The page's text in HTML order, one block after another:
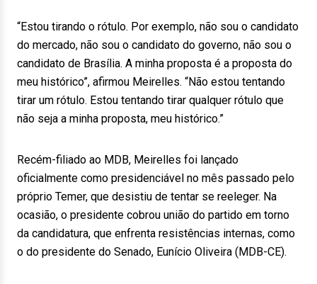
“Estou tirando o rótulo. Por exemplo, não sou o candidato
do mercado, não sou o candidato do governo, não sou o
candidato de Brasília. A minha proposta é a proposta do
meu histórico”, afirmou Meirelles. “Não estou tentando
tirar um rótulo. Estou tentando tirar qualquer rótulo que
não seja a minha proposta, meu histórico.”
Recém-filiado ao MDB, Meirelles foi lançado
oficialmente como presidenciável no mês passado pelo
próprio Temer, que desistiu de tentar se reeleger. Na
ocasião, o presidente cobrou união do partido em torno
da candidatura, que enfrenta resistências internas, como
o do presidente do Senado, Eunício Oliveira (MDB-CE).